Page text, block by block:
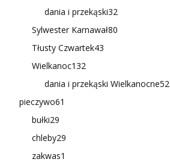
dania i przekąski32
Sylwester Karnawał80
Tłusty Czwartek43
Wielkanoc132
dania i przekąski Wielkanocne52
pieczywo61
bułki29
chleby29
zakwas1